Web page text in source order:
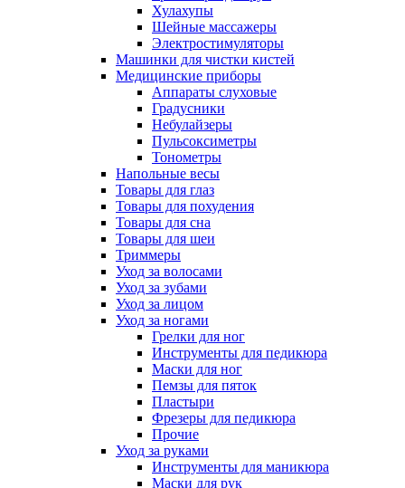
Хулахупы
Шейные массажеры
Электростимуляторы
Машинки для чистки кистей
Медицинские приборы
Аппараты слуховые
Градусники
Небулайзеры
Пульсоксиметры
Тонометры
Напольные весы
Товары для глаз
Товары для похудения
Товары для сна
Товары для шеи
Триммеры
Уход за волосами
Уход за зубами
Уход за лицом
Уход за ногами
Грелки для ног
Инструменты для педикюра
Маски для ног
Пемзы для пяток
Пластыри
Фрезеры для педикюра
Прочие
Уход за руками
Инструменты для маникюра
Маски для рук